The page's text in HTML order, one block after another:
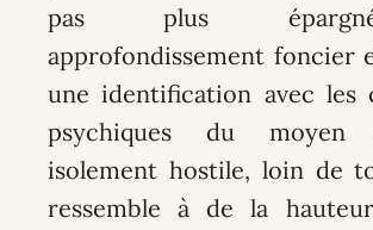
pas plus
approfondissement foncier
une identification avec les
psychiques du
isolement hostile, loin de
ressemble à de la